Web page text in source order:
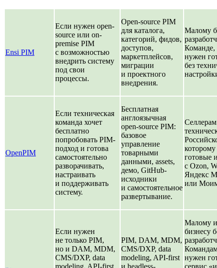
Ensi PIM
Если нужен open-
source или on-
premise PIM
с возможностью
внедрить систему
под свои
процессы.
Open-source PIM
для каталога,
категорий, фидов,
доступов,
маркетплейсов,
миграции
и проектного
внедрения.
Малому
Команде,
нужен
без
OpenPIM
Если техническая
команда хочет
бесплатно
попробовать PIM-
подход и готова
самостоятельно
разворачивать,
настраивать
и поддерживать
систему.
Бесплатная
англоязычная
open-source PIM:
базовое
управление
товарными
данными, assets,
демо, GitHub-
исходники
и самостоятельное
развертывание.
Селлерам
готовые
с Ozon,
Яндекс
или
Если нужен
не только PIM,
но и DAM, MDM,
CMS/DXP, data
modeling, API-first
PIM, DAM, MDM,
CMS/DXP, data
modeling, API-first
и headless-
Малому
бизнесу
нужен
сервис